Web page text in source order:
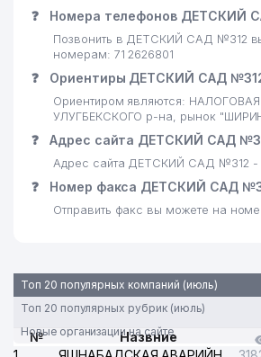
❓ Номера телефонов ДЕТСКИЙ
Позвонить в ДЕТСКИЙ САД №312
номерам: 71 2626801
❓ Ориентиры ДЕТСКИЙ САД
Ориентиром являются:
УЛУГБЕКСКОГО р-на, рынок
❓ Адрес сайта ДЕТСКИЙ САД
Адрес сайта ДЕТСКИЙ САД №312 -
❓ Номер факса ДЕТСКИЙ САД
Отправить факс вы можете на
Топ 20 популярных компаний (июль)
Топ 20 популярных рубрик (июль)
Новые организации на сайте
№
Назвние